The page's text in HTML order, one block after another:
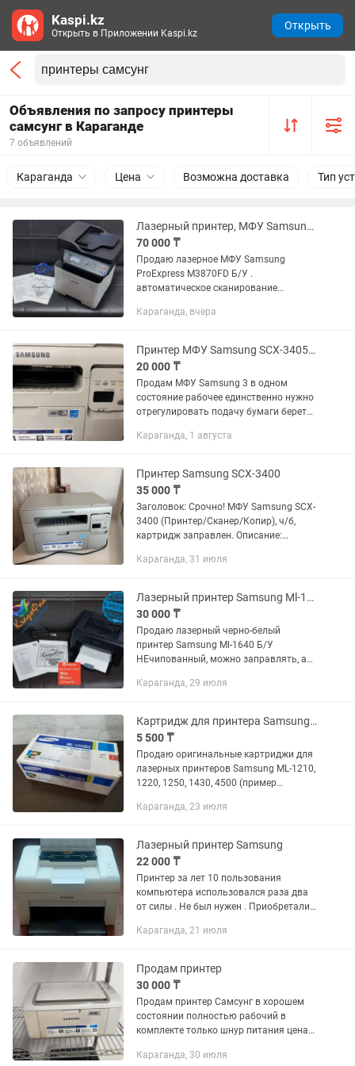
Объявления по запросу принтеры
самсунг в Караганде
7 объявлений
Караганда Цена Возможна доставка Тип
Лазерный принтер, МФУ Samsung M3870FD с картриджем на 10к!
70 000 ₸
Продаю лазерное МФУ Samsung
ProExpress M3870FD Б/У .
автоматическое сканирование
печать(дуплекс) . сетевое подключение
покупать новый...
Караганда, вчера
Принтер МФУ Samsung SCX-3405W
20 000 ₸
Продам МФУ Samsung 3 в одном
состояние рабочее единственно нужно
отрегулировать подачу бумаги берет
выполняются на отлично сканируют
Караганда, 1 августа
Принтер Samsung SCX-3400
35 000 ₸
Заголовок: Срочно! МФУ Samsung SCX-
3400 (Принтер/Сканер/Копир), ч/б,
картридж заправлен. Описание:
(черно-белое) лазерное МФУ Samsung
Караганда, 31 июля
Лазерный принтер Samsung Ml-1640, доставка, гарантия 6 месяцев!
30 000 ₸
Продаю лазерный черно-белый
принтер Samsung Ml-1640 Б/У
НЕчипованный, можно заправлять, а
Картридж ЗАПРАВЛЕН полный,
четко и чисто. ...
Караганда, 29 июля
Картридж для принтера Samsung ML-1210/1430 и ML-4500
5 500 ₸
Продаю оригинальные картриджи для
лазерных принтеров Samsung ML-1210,
1220, 1250, 1430, 4500 (пример
отличное качество печати гарантия на
Караганда, 23 июля
Лазерный принтер Samsung
22 000 ₸
Принтер за лет 10 пользования
компьютера использовался раза два
от силы . Не был нужен . Приобретали
были в сборке . Т.к. к сожалению я
Караганда, 21 июля
Продам принтер
30 000 ₸
Продам принтер Самсунг в хорошем
состоянии полностью рабочий в
комплекте только шнур питания цена
Караганда, 30 июля
Kaspi.kz
Открыть в Приложении Kaspi.kz
Открыть